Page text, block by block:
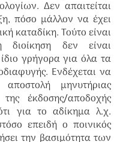
Δεν απαιτείται
πόσο μάλλον να έχει
καταδίκη. Τούτο είναι
διοίκηση δεν είναι
γρήγορα για όλα τα
Ενδέχεται να
μηνυτήριας
έκδοσης/αποδοχής
για το αδίκημα λ.χ.
επειδή ο ποινικός
την βασιμότητα των